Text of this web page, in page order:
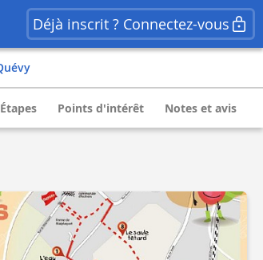
Déjà inscrit ? Connectez-vous
quévy
Étapes Points d'intérêt Notes et avis